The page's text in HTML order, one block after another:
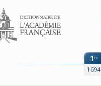
Aller au contenu
1re
1694